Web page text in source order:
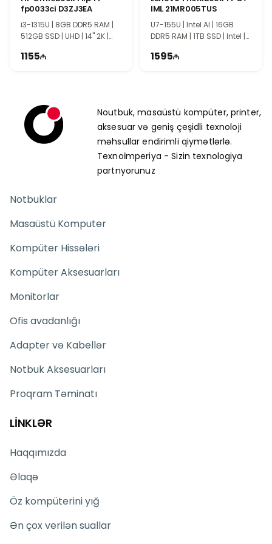
fp0033ci D3ZJ3EA
i3-1315U | 8GB DDR5 RAM |
512GB SSD | UHD | 14" 2K |
1155
IML 21MR005TUS
U7-155U | Intel AI | 16GB
DDR5 RAM | 1TB SSD | Intel |
Pro
1595
Noutbuk, masaüstü kompüter, printer,
aksesuar və geniş çeşidli texnoloji
məhsullar endirimli qiymətlərlə.
Texnoİmperiya - Sizin texnologiya
partnyorunuz
Notbuklar
Masaüstü Komputer
Kompüter Hissələri
Kompüter Aksesuarları
Monitorlar
Ofis avadanlığı
Adapter və Kabellər
Notbuk Aksesuarları
Proqram Təminatı
LİNKLƏR
Haqqımızda
Əlaqə
Öz kompüterini yığ
Ən çox verilən suallar